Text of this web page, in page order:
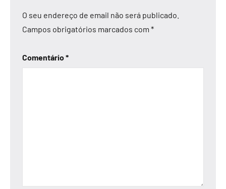
O seu endereço de email não será publicado.
Campos obrigatórios marcados com *
Comentário*